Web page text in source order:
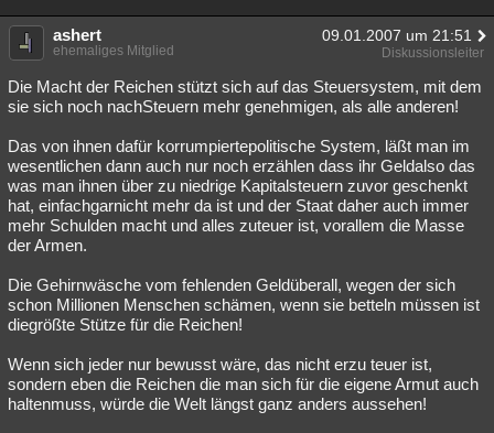
ashert 09.01.2007 um 21:51
ehemaliges Mitglied Diskussionsleiter
Die Macht der Reichen stützt sich auf das Steuersystem, mit dem
sie sich noch nachSteuern mehr genehmigen, als alle anderen!
Das von ihnen dafür korrumpiertepolitische System, läßt man im
wesentlichen dann auch nur noch erzählen dass ihr Geldalso das
was man ihnen über zu niedrige Kapitalsteuern zuvor geschenkt
hat, einfachgarnicht mehr da ist und der Staat daher auch immer
mehr Schulden macht und alles zuteuer ist, vorallem die Masse
der Armen.
Die Gehirnwäsche vom fehlenden Geldüberall, wegen der sich
schon Millionen Menschen schämen, wenn sie betteln müssen ist
diegrößte Stütze für die Reichen!
Wenn sich jeder nur bewusst wäre, das nicht erzu teuer ist,
sondern eben die Reichen die man sich für die eigene Armut auch
haltenmuss, würde die Welt längst ganz anders aussehen!